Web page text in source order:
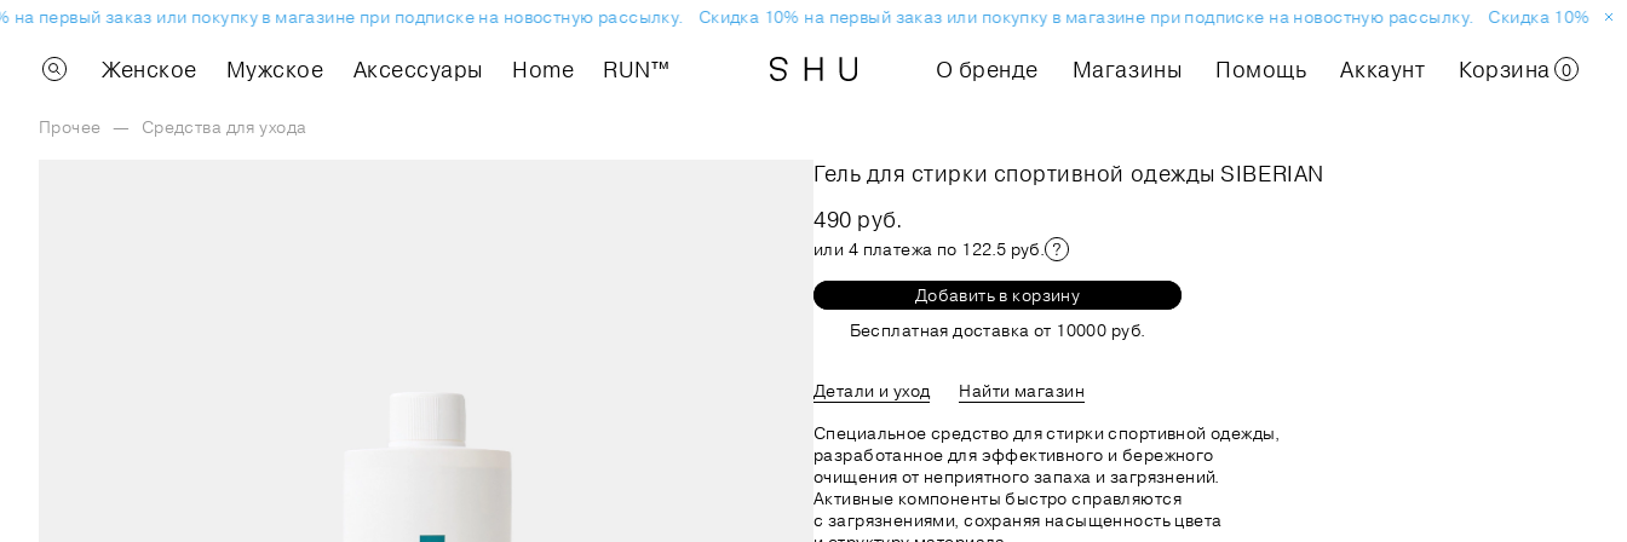
первый заказ или покупку в магазине при подписке на новостную рассылку. Скидка 10% на первый заказ или покупку в магазине при подписке на новостную рассылку. Скидка 10% на
Женское Мужское Аксессуары Home RUN™ О бренде Магазины Помощь Аккаунт Корзина 0
Прочее — Средства для ухода
Гель для стирки спортивной одежды SIBERIAN
490 руб.
или 4 платежа по 122.5 руб.
Добавить в корзину
Бесплатная доставка от 10000 руб.
Детали и уход
Найти магазин
Специальное средство для стирки спортивной одежды,
разработанное для эффективного и бережного
очищения от неприятного запаха и загрязнений.
Активные компоненты быстро справляются
с загрязнениями, сохраняя насыщенность цвета